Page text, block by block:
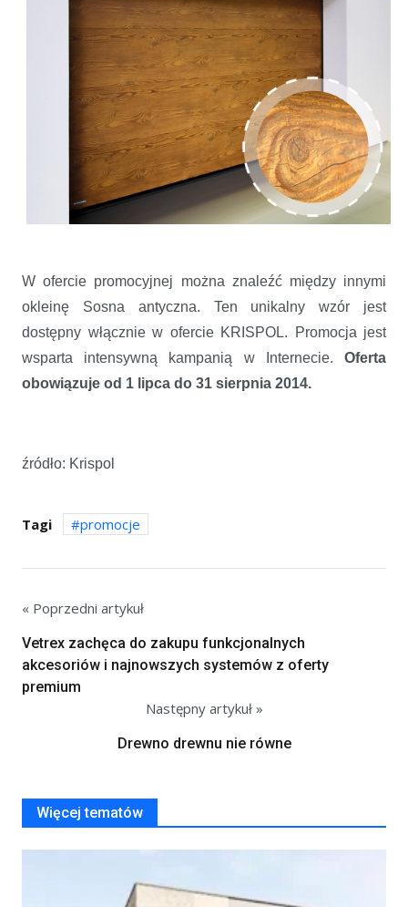
W ofercie promocyjnej można znaleźć między innymi
okleinę Sosna antyczna. Ten unikalny wzór jest
dostępny włącznie w ofercie KRISPOL. Promocja jest
wsparta intensywną kampanią w Internecie. Oferta
obowiązuje od 1 lipca do 31 sierpnia 2014.
źródło: Krispol
Tagi promocje
« Poprzedni artykuł
Vetrex zachęca do zakupu funkcjonalnych
akcesoriów i najnowszych systemów z oferty
premium
Następny artykuł »
Drewno drewnu nie równe
Więcej tematów